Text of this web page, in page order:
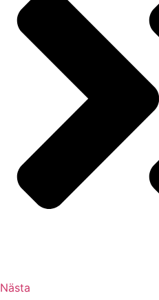
Nästa